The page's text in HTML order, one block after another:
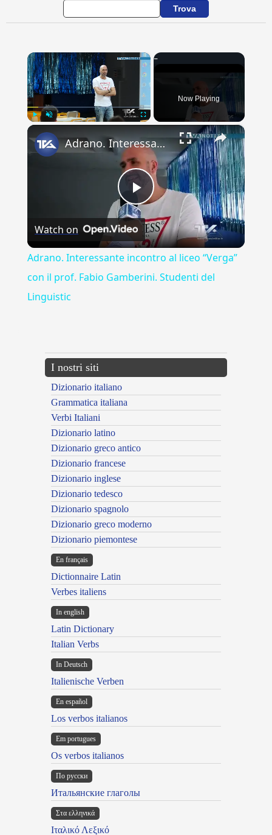
×
Now Playing
×
Play
Video
Adrano. Interessante incontro al liceo “Verga” con il prof. Fabio Gamberini. Studenti del Linguistic
Watch on
Adrano. Interessante incontro al liceo “Verga”
con il prof. Fabio Gamberini. Studenti del
Linguistic
I nostri siti
Dizionario italiano
Grammatica italiana
Verbi Italiani
Dizionario latino
Dizionario greco antico
Dizionario francese
Dizionario inglese
Dizionario tedesco
Dizionario spagnolo
Dizionario greco moderno
Dizionario piemontese
En français
Dictionnaire Latin
Verbes italiens
In english
Latin Dictionary
Italian Verbs
In Deutsch
Italienische Verben
En español
Los verbos italianos
Em portugues
Os verbos italianos
По русски
Итальянские глаголы
Στα ελληνικά
Ιταλικό Λεξικό